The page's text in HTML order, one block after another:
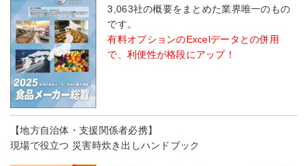
3,063社の概要をまとめた業界唯一のもの
です。
有料オプションのExcelデータとの併用
で、利便性が格段にアップ！
【地方自治体・支援関係者必携】
現場で役立つ 災害時炊き出しハンドブック